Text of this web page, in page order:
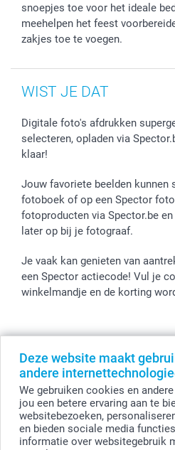
Deze website maakt
andere
We gebruiken cookies en
jou een betere ervaring aan te
websitebezoeken,
en bieden sociale media
informatie over websitegebruik
snoepjes toe voor het ideale
meehelpen het feest
zakjes toe te voegen.
WIST JE DAT
Digitale foto's afdrukken
selecteren, opladen via
klaar!
Jouw favoriete beelden kunnen
fotoboek of op een Spector
fotoproducten via Spector.be
later op bij je fotograaf.
Je vaak kan genieten van
een Spector actiecode! Vul je
winkelmandje en de korting
© smartphoto group. Alle rechten
smartphoto group NV.
Kwatrechtsteenweg 160, 9230
BTW-nummer BE 0405.706.755
Ondernemingsnummer
Bankgegevens: IBAN BE71 2850